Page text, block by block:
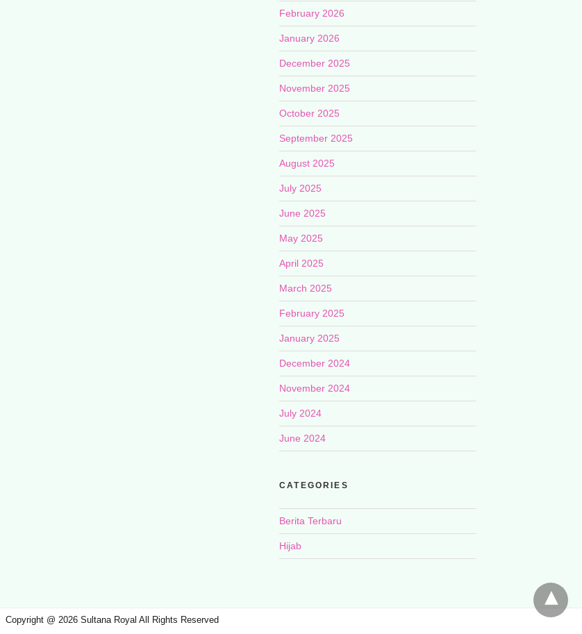
February 2026
January 2026
December 2025
November 2025
October 2025
September 2025
August 2025
July 2025
June 2025
May 2025
April 2025
March 2025
February 2025
January 2025
December 2024
November 2024
July 2024
June 2024
CATEGORIES
Berita Terbaru
Hijab
Copyright @ 2026 Sultana Royal All Rights Reserved